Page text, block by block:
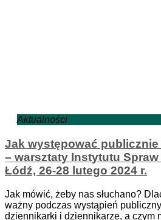
Aktualności
Jak występować publicznie
– warsztaty Instytutu
Łódź, 26-28 lutego 2024 r.
Jak mówić, żeby nas słuchano?
ważny podczas wystąpień
dziennikarki i dziennikarze, a czym